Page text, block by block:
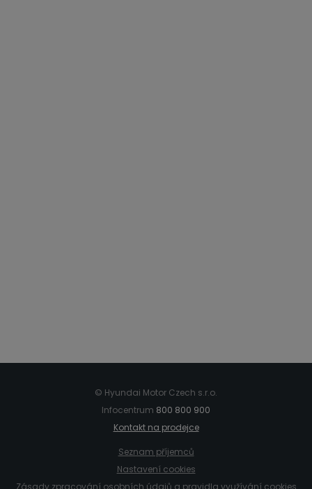
© Hyundai Motor Czech s.r.o.
Infocentrum 800 800 900
Kontakt na prodejce
Seznam příjemců
Nastavení cookies
Zásady zpracování osobních údajů a pravidla využívání cookies